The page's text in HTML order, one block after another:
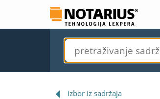
Izbor iz sadržaja